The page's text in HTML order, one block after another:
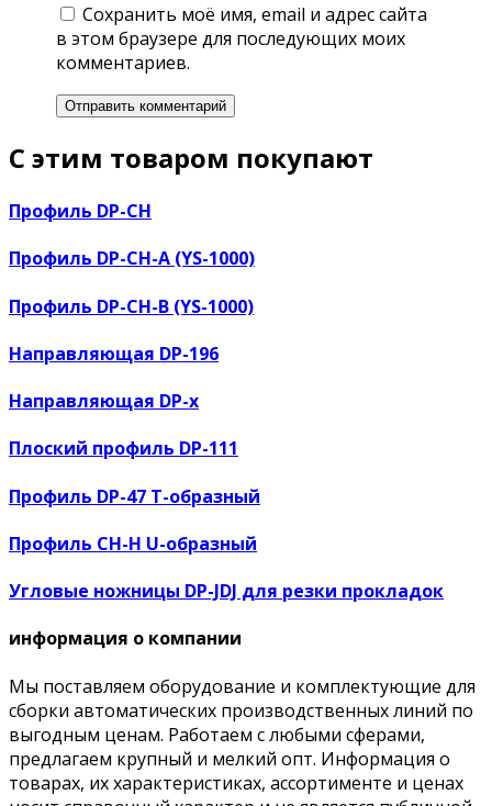
Сохранить моё имя, email и адрес сайта
в этом браузере для последующих моих
комментариев.
С этим товаром покупают
Профиль DP-CH
Профиль DP-CH-A (YS-1000)
Профиль DP-CH-B (YS-1000)
Направляющая DP-196
Направляющая DP-x
Плоский профиль DP-111
Профиль DP-47 T-образный
Профиль CH-H U-образный
Угловые ножницы DP-JDJ для резки прокладок
информация о компании
Мы поставляем оборудование и комплектующие для
сборки автоматических производственных линий по
выгодным ценам. Работаем с любыми сферами,
предлагаем крупный и мелкий опт. Информация о
товарах, их характеристиках, ассортименте и ценах